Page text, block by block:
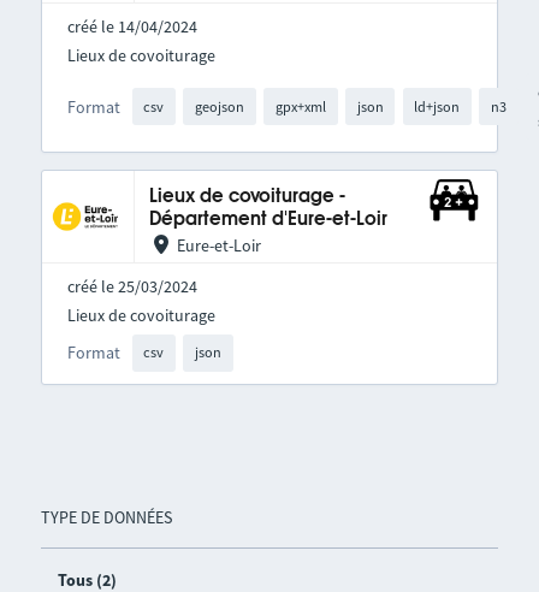
TYPE DE DONNÉES
Tous (2)
créé le 14/04/2024
Format csv geojson gpx+xml json ld+json n3
Lieux de covoiturage
Lieux de covoiturage -
Département d'Eure-et-Loir
Eure-et-Loir
créé le 25/03/2024
Format csv json
Lieux de covoiturage